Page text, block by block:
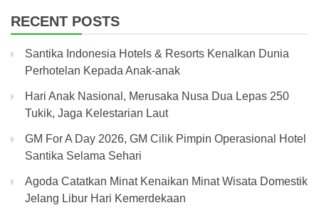
RECENT POSTS
Santika Indonesia Hotels & Resorts Kenalkan Dunia
Perhotelan Kepada Anak-anak
Hari Anak Nasional, Merusaka Nusa Dua Lepas 250
Tukik, Jaga Kelestarian Laut
GM For A Day 2026, GM Cilik Pimpin Operasional Hotel
Santika Selama Sehari
Agoda Catatkan Minat Kenaikan Minat Wisata Domestik
Jelang Libur Hari Kemerdekaan